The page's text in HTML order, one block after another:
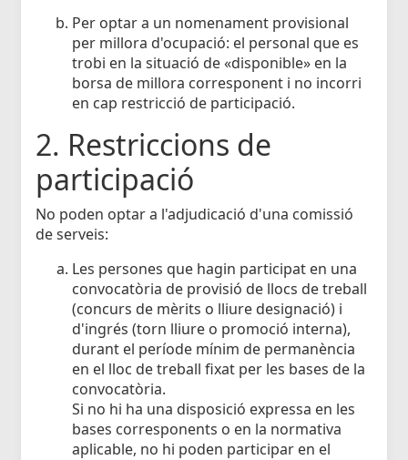
Per optar a un nomenament provisional
per millora d'ocupació: el personal que es
trobi en la situació de «disponible» en la
borsa de millora corresponent i no incorri
en cap restricció de participació.
2. Restriccions de
participació
No poden optar a l'adjudicació d'una comissió
de serveis:
Les persones que hagin participat en una
convocatòria de provisió de llocs de treball
(concurs de mèrits o lliure designació) i
d'ingrés (torn lliure o promoció interna),
durant el període mínim de permanència
en el lloc de treball fixat per les bases de la
convocatòria.
Si no hi ha una disposició expressa en les
bases corresponents o en la normativa
aplicable, no hi poden participar en el